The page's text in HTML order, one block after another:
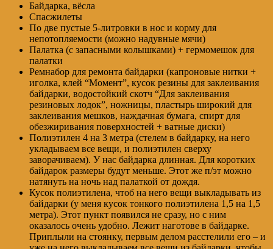
Байдарка, вёсла
Спасжилеты
По две пустые 5-литровки в нос и корму для
непотопляемости (можно надувные мячи)
Палатка (с запасными колышками) + гермомешок для
палатки
Ремнабор для ремонта байдарки (капроновые нитки +
иголка, клей “Момент”, кусок резины для заклеивания
байдарки, водостойкий скотч “Для заклеивания
резиновых лодок”, ножницы, пластырь широкий для
заклеивания мешков, наждачная бумага, спирт для
обезжиривания поверхностей + ватные диски)
Полиэтилен 4 на 3 метра (стелем в байдарку, на него
укладываем все вещи, и полиэтилен сверху
заворачиваем). У нас байдарка длинная. Для коротких
байдарок размеры будут меньше. Этот же п/эт можно
натянуть на ночь над палаткой от дождя.
Кусок полиэтилена, чтоб на него вещи выкладывать из
байдарки (у меня кусок тонкого полиэтилена 1,5 на 1,5
метра). Этот пункт появился не сразу, но с ним
оказалось очень удобно. Лежит наготове в байдарке.
Приплыли на стоянку, первым делом расстелили его – и